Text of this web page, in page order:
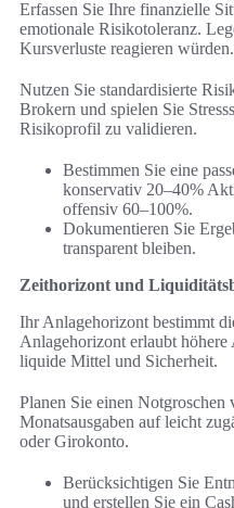
Erfassen Sie Ihre finanzielle
emotionale Risikotoleranz.
Kursverluste reagieren würden.
Nutzen Sie standardisierte
Brokern und spielen Sie
Risikoprofil zu validieren.
Bestimmen Sie eine
konservativ 20–40%
offensiv 60–100%.
Dokumentieren Sie
transparent bleiben.
Zeithorizont und
Ihr Anlagehorizont bestimmt
Anlagehorizont erlaubt
liquide Mittel und Sicherheit.
Planen Sie einen Notgroschen
Monatsausgaben auf leicht
oder Girokonto.
Berücksichtigen Sie
und erstellen Sie ein